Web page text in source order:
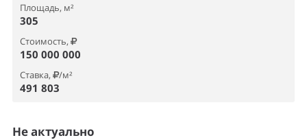
Площадь, м²
305
Стоимость,
150 000 000
Ставка, /м²
491 803
Не актуально